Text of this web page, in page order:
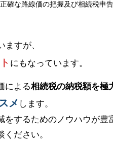
確な路線価の把握及び相続税申
すが、
にもなっています。
による相続税の納税額を極
メ します。
するためのノウハウが
ださい。